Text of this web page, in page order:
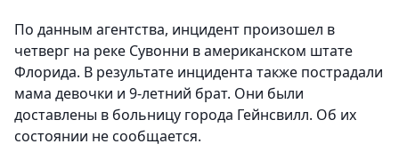
По данным агентства, инцидент произошел в
четверг на реке Сувонни в американском штате
Флорида. В результате инцидента также пострадали
мама девочки и 9-летний брат. Они были
доставлены в больницу города Гейнсвилл. Об их
состоянии не сообщается.